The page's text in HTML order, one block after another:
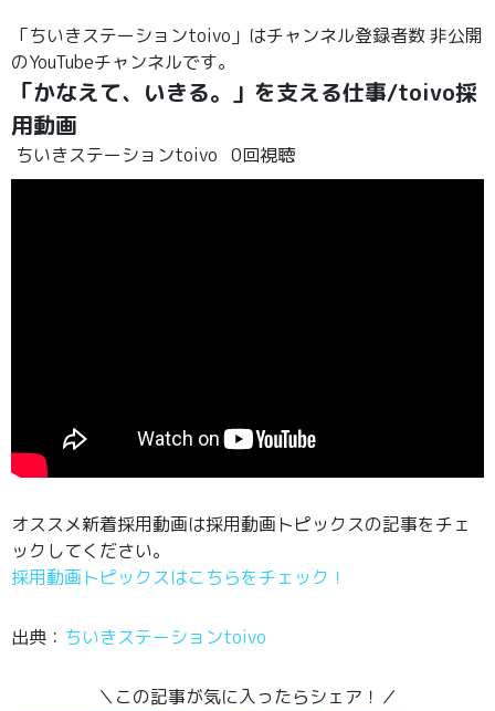
「ちいきステーションtoivo」はチャンネル登録者数 非公開
のYouTubeチャンネルです。
「かなえて、いきる。」を支える仕事/toivo採
用動画
ちいきステーションtoivo 0回視聴
オススメ新着採用動画は採用動画トピックスの記事をチェ
ックしてください。
採用動画トピックスはこちらをチェック！
出典： ちいきステーションtoivo
＼この記事が気に入ったらシェア！／